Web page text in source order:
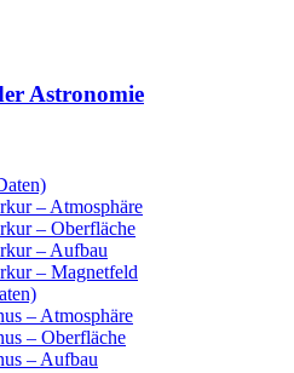
Astronomie
– Atmosphäre
– Oberfläche
– Aufbau
– Magnetfeld
– Atmosphäre
– Oberfläche
– Aufbau